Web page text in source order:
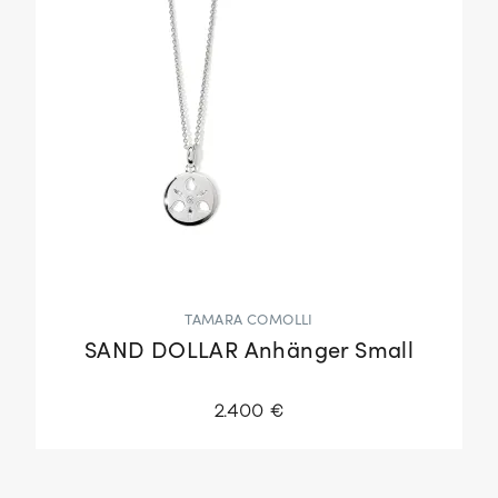
TAMARA COMOLLI
SAND DOLLAR Anhänger Small
2.400 €